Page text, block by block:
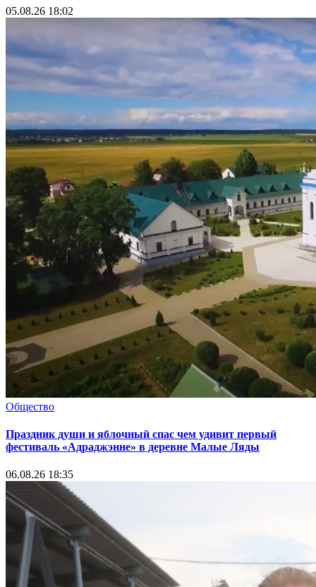
05.08.26 18:02
Общество
Праздник души и яблочный спас чем удивит первый
фестиваль «Адраджэнне» в деревне Малые Ляды
06.08.26 18:35